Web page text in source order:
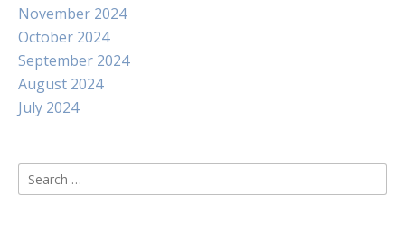
November 2024
October 2024
September 2024
August 2024
July 2024
Search
for: